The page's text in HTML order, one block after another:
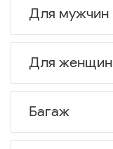
Для мужчин
Для женщин
Багаж